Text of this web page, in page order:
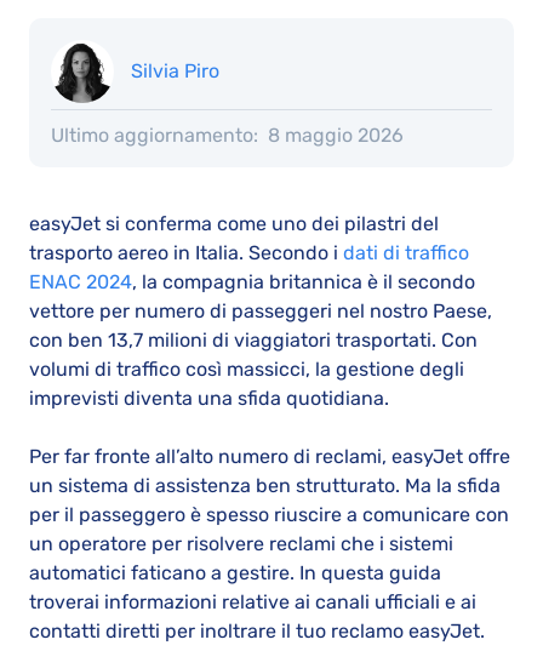
Silvia Piro
Ultimo aggiornamento: 8 maggio 2026
easyJet si conferma come uno dei pilastri del
trasporto aereo in Italia. Secondo i dati di traffico
ENAC 2024, la compagnia britannica è il secondo
vettore per numero di passeggeri nel nostro Paese,
con ben 13,7 milioni di viaggiatori trasportati. Con
volumi di traffico così massicci, la gestione degli
imprevisti diventa una sfida quotidiana.
Per far fronte all’alto numero di reclami, easyJet offre
un sistema di assistenza ben strutturato. Ma la sfida
per il passeggero è spesso riuscire a comunicare con
un operatore per risolvere reclami che i sistemi
automatici faticano a gestire. In questa guida
troverai informazioni relative ai canali ufficiali e ai
contatti diretti per inoltrare il tuo reclamo easyJet.